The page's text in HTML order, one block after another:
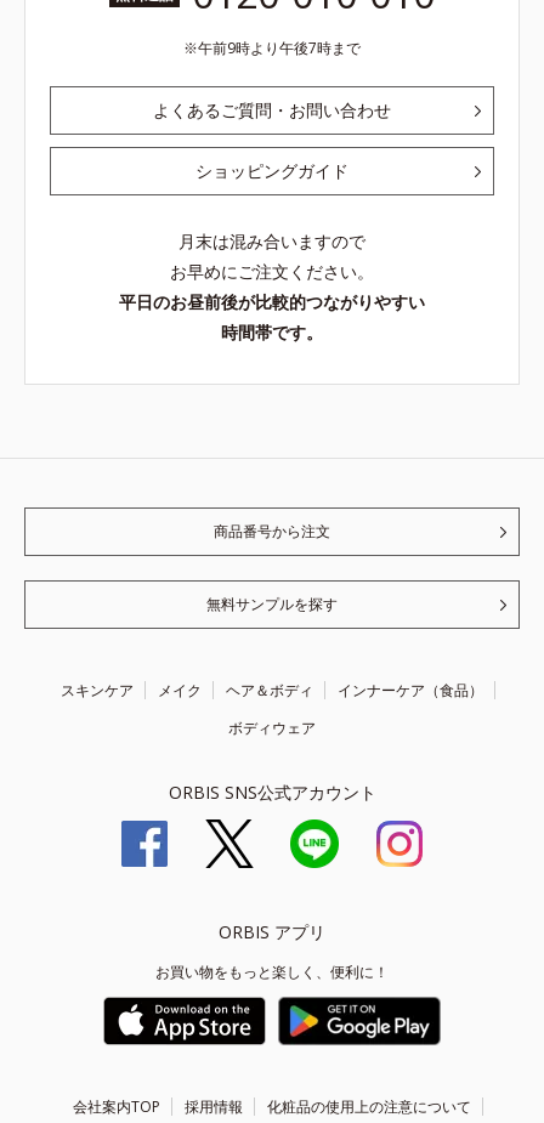
午前9時より午後7時まで
よくあるご質問・お問い合わせ
ショッピングガイド
月末は混み合いますので
お早めにご注文ください。
平日のお昼前後が比較的つながりやすい
時間帯です。
商品番号から注文
無料サンプルを探す
スキンケア メイク ヘア＆ボディ
インナーケア（食品）
ボディウェア
ORBIS SNS公式アカウント
ORBIS アプリ
お買い物をもっと楽しく、便利に！
会社案内TOP 採用情報 化粧品の使用上の注意について